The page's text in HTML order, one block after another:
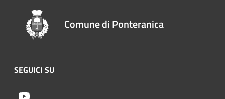
Comune di Ponteranica
SEGUICI SU